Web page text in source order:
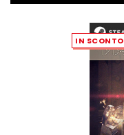
IN SCONTO